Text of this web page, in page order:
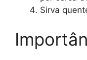
Sirva